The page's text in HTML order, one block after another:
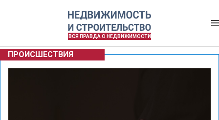
ВСЯ ПРАВДА О НЕДВИЖИМОСТИ
ПРОИСШЕСТВИЯ